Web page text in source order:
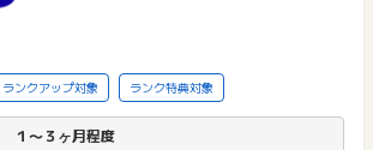
ランクアップ対象 ランク特典対象
１〜３ヶ月程度